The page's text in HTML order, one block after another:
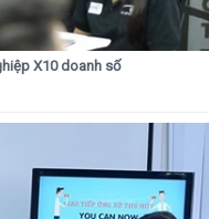
X10 doanh số